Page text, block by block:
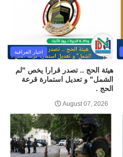
اخبار العراقية
هيئة الحج .. تصدر قرارا يخص "لم
الشمل" و تعديل استمارة قرعة
الحج .
August 07, 2026